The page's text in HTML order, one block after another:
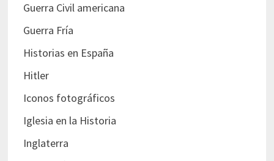
Guerra Civil americana
Guerra Fría
Historias en España
Hitler
Iconos fotográficos
Iglesia en la Historia
Inglaterra